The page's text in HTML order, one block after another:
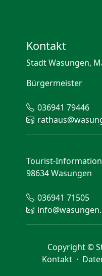
Kontakt
Stadt Wasungen,
Bürgermeister
036941 79446
Tourist-
98634 Wasungen
036941 71505
Copyright ©
Kontakt ·